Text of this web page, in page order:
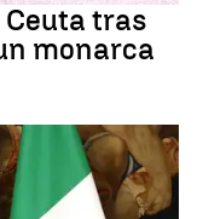
tras
monarca